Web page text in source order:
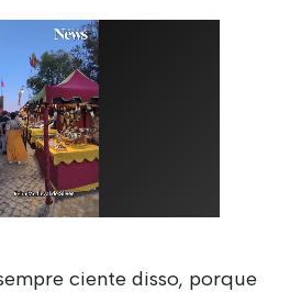
ciente disso, porque